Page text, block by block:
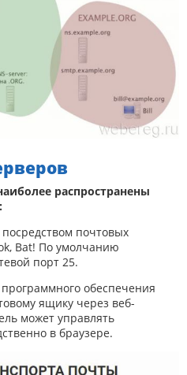
распространены
почтовых
Bat! По умолчанию
порт 25.
обеспечения
ящику через веб-
может управлять
в браузере.